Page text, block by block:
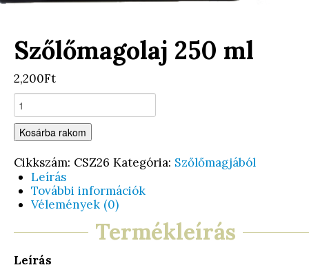
Szőlőmagolaj 250 ml
2,200Ft
Kosárba rakom
Cikkszám: CSZ26 Kategória: Szőlőmagjából
Leírás
További információk
Vélemények (0)
Termékleírás
Leírás